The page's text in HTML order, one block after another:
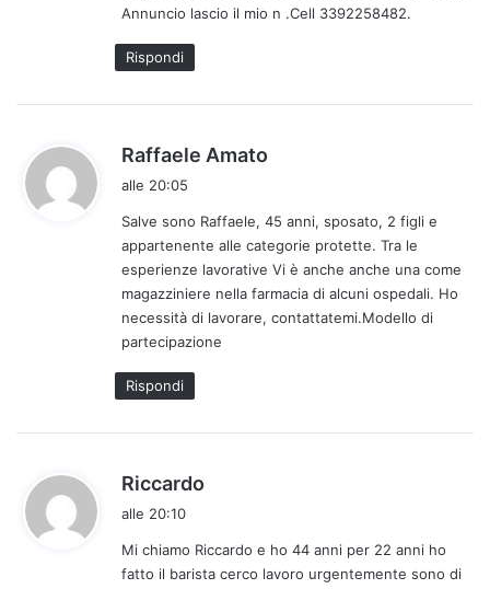
Annuncio lascio il mio n .Cell 3392258482.
Rispondi
Raffaele Amato
e
t
o
:
alle 20:05
Salve sono Raffaele, 45 anni, sposato, 2 figli e
appartenente alle categorie protette. Tra le
esperienze lavorative Vi è anche anche una come
magazziniere nella farmacia di alcuni ospedali. Ho
necessità di lavorare, contattatemi.Modello di
partecipazione
Rispondi
Riccardo
e
t
alle 20:10
Mi chiamo Riccardo e ho 44 anni per 22 anni ho
fatto il barista cerco lavoro urgentemente sono di